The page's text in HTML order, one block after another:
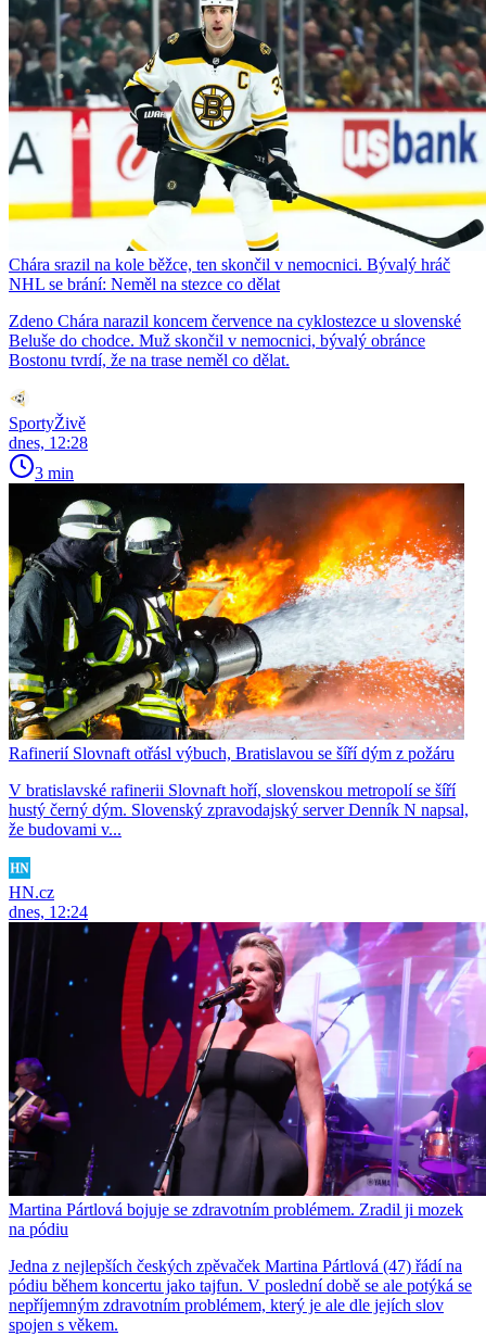
Chára srazil na kole běžce, ten skončil v nemocnici. Bývalý hráč
NHL se brání: Neměl na stezce co dělat
Zdeno Chára narazil koncem července na cyklostezce u slovenské
Beluše do chodce. Muž skončil v nemocnici, bývalý obránce
Bostonu tvrdí, že na trase neměl co dělat.
SportyŽivě
dnes, 12:28
3 min
Rafinerií Slovnaft otřásl výbuch, Bratislavou se šíří dým z požáru
V bratislavské rafinerii Slovnaft hoří, slovenskou metropolí se šíří
hustý černý dým. Slovenský zpravodajský server Denník N napsal,
že budovami v...
HN.cz
dnes, 12:24
Martina Pártlová bojuje se zdravotním problémem. Zradil ji mozek
na pódiu
Jedna z nejlepších českých zpěvaček Martina Pártlová (47) řádí na
pódiu během koncertu jako tajfun. V poslední době se ale potýká se
nepříjemným zdravotním problémem, který je ale dle jejích slov
spojen s věkem.